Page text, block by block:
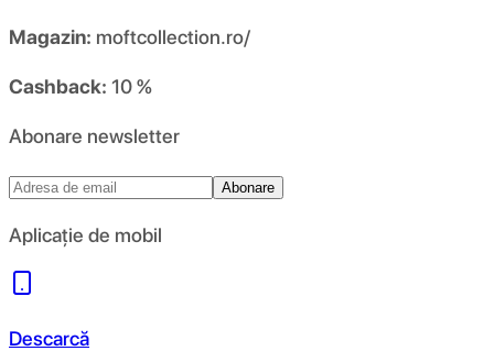
Magazin: moftcollection.ro/
Cashback: 10 %
Abonare newsletter
Abonare
Aplicație de mobil
Descarcă